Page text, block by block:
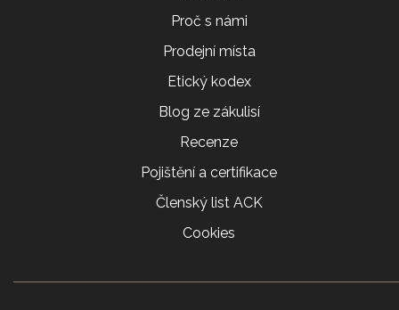
Proč s námi
Prodejní místa
Etický kodex
Blog ze zákulisí
Recenze
Pojištění a certifikace
Členský list ACK
Cookies